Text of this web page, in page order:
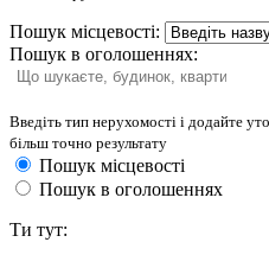
Пошук місцевості:
Пошук в оголошеннях:
Введіть тип нерухомості і додайте
більш точно результату
Пошук місцевості
Пошук в оголошеннях
Ти тут: